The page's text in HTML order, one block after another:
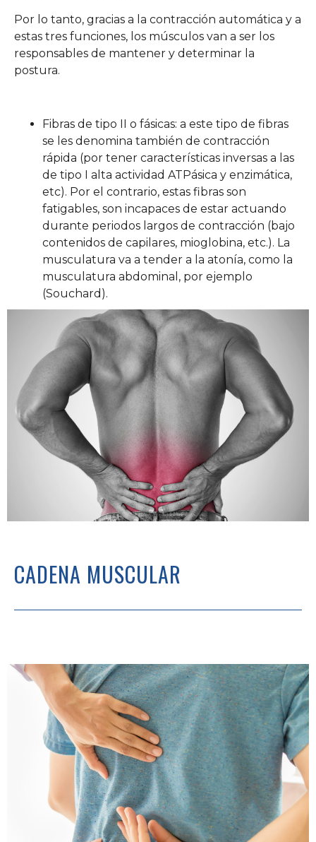
Por lo tanto, gracias a la contracción automática y a
estas tres funciones, los músculos van a ser los
responsables de mantener y determinar la
postura.
Fibras de tipo II o fásicas: a este tipo de fibras
se les denomina también de contracción
rápida (por tener características inversas a las
de tipo I alta actividad ATPásica y enzimática,
etc). Por el contrario, estas fibras son
fatigables, son incapaces de estar actuando
durante periodos largos de contracción (bajo
contenidos de capilares, mioglobina, etc.). La
musculatura va a tender a la atonía, como la
musculatura abdominal, por ejemplo
(Souchard).
CADENA MUSCULAR